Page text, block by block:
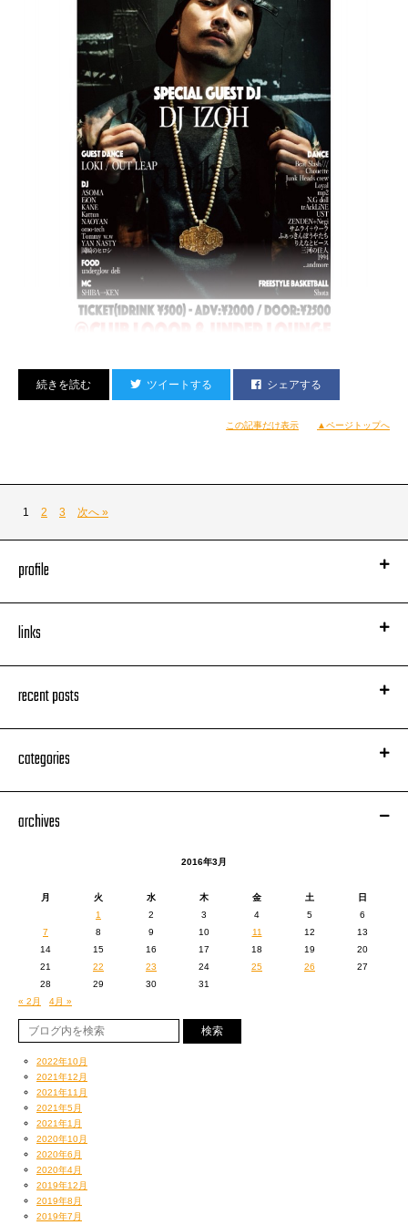
俺も１０代の頃すげーよく聞いてたしDJでもレコードでたくさんPLAYしま
是非若い人にも聞いてもらいたいから、動画を幾つか載せておきます。
MCの背が低い方がPhifeですね。
次のPLAYではやっぱかけるでしょう。
R.I.P
izoh
Hot Meat Pie vol.30
5th Anniversary Special
Door.2500
DJ IZOH
LOKI
ASOMA
Kattun
YAN NASTY
Dance
Beat Slash///
Chouette
Junk Heads crew
Loyal
mp2
N.G doll
trAckLiNE
UST
ZENDEN + Negi
サムライ+ウーラ
ふぁっきんぼうやたち
りえなとピース
三河の住人
1994
and more…
ツイートする シェアする
この記事だけ表示 ▲ページトップへ
1 2 3 次へ »
profile
links
recent posts
categories
archives
2016年3月
月 火 水 木 金 土
日
1
2 3 4 5
6
7
8 9 10 11 12
13
14
15 16 17 18 19
20
21
22 23 24 25 26
27
28
29 30
31
« 2月
4月 »
2022年10月
2021年12月
2021年11月
2021年5月
2021年1月
2020年10月
2020年6月
2020年4月
2019年12月
2019年8月
2019年7月